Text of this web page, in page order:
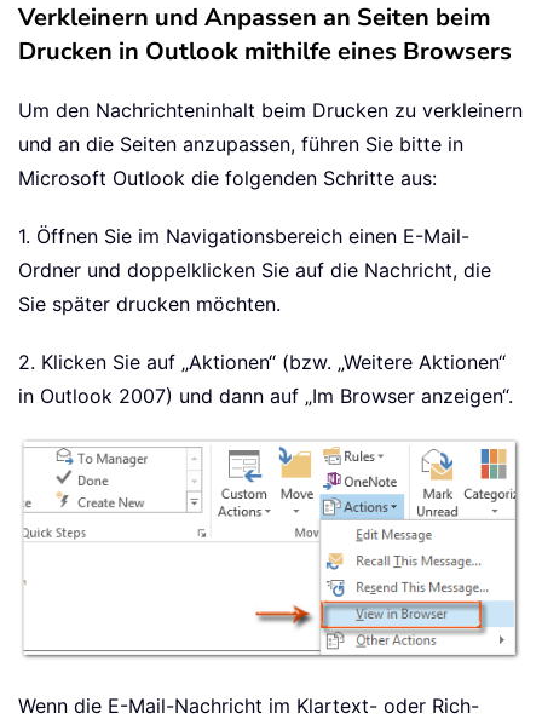
Verkleinern und Anpassen an Seiten beim
Drucken in Outlook mithilfe eines Browsers
Um den Nachrichteninhalt beim Drucken zu verkleinern
und an die Seiten anzupassen, führen Sie bitte in
Microsoft Outlook die folgenden Schritte aus:
1. Öffnen Sie im Navigationsbereich einen E-Mail-
Ordner und doppelklicken Sie auf die Nachricht, die
Sie später drucken möchten.
2. Klicken Sie auf „Aktionen“ (bzw. „Weitere Aktionen“
in Outlook 2007) und dann auf „Im Browser anzeigen“.
Wenn die E-Mail-Nachricht im Klartext- oder Rich-